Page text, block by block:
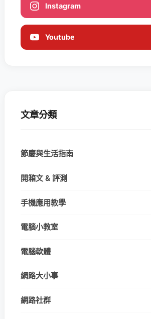
Instagram
Youtube
文章分類
節慶與生活指南
開箱文 & 評測
手機應用教學
電腦小教室
電腦軟體
網路大小事
網路社群